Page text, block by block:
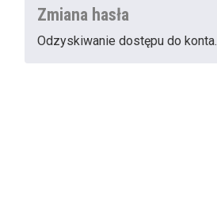
Zmiana hasła
Odzyskiwanie dostępu do konta.